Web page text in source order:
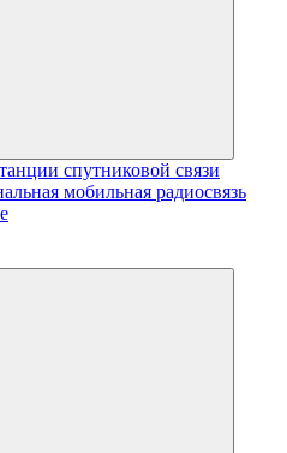
спутниковой связи
мобильная радиосвязь